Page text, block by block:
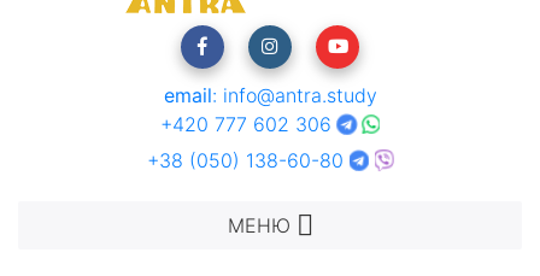
email: info@antra.study
+420 777 602 306
+38 (050) 138-60-80
МЕНЮ